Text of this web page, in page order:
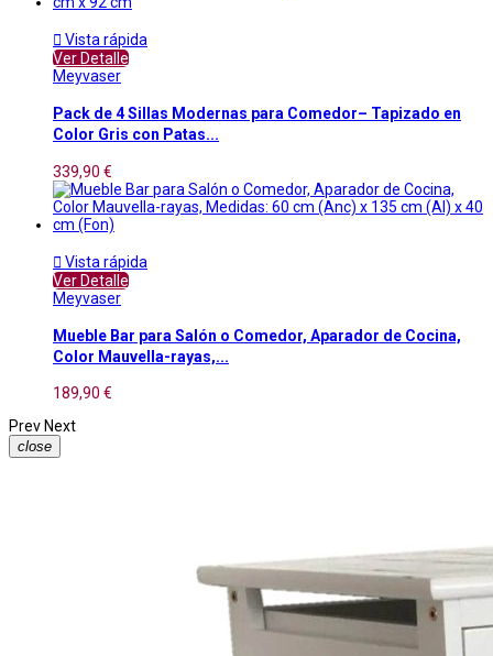
 Vista rápida
Ver Detalle
Meyvaser
Pack de 4 Sillas Modernas para Comedor– Tapizado en
Color Gris con Patas...
339,90 €
 Vista rápida
Ver Detalle
Meyvaser
Mueble Bar para Salón o Comedor, Aparador de Cocina,
Color Mauvella-rayas,...
189,90 €
Prev Next
close